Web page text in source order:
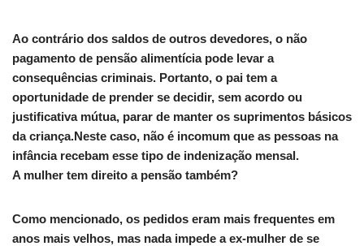
Ao contrário dos saldos de outros devedores, o não
pagamento de pensão alimentícia pode levar a
consequências criminais. Portanto, o pai tem a
oportunidade de prender se decidir, sem acordo ou
justificativa mútua, parar de manter os suprimentos básicos
da criança.Neste caso, não é incomum que as pessoas na
infância recebam esse tipo de indenização mensal.
A mulher tem direito a pensão também?
Como mencionado, os pedidos eram mais frequentes em
anos mais velhos, mas nada impede a ex-mulher de se